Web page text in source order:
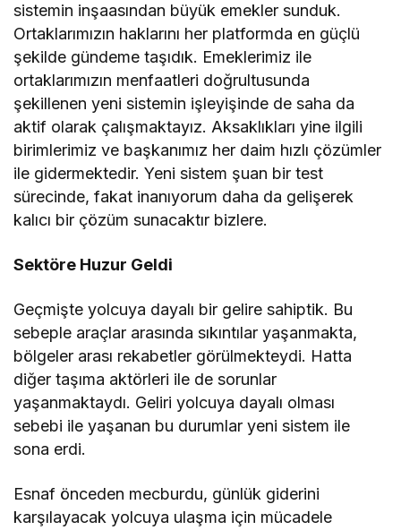
sistemin inşaasından büyük emekler sunduk.
Ortaklarımızın haklarını her platformda en güçlü
şekilde gündeme taşıdık. Emeklerimiz ile
ortaklarımızın menfaatleri doğrultusunda
şekillenen yeni sistemin işleyişinde de saha da
aktif olarak çalışmaktayız. Aksaklıkları yine ilgili
birimlerimiz ve başkanımız her daim hızlı çözümler
ile gidermektedir. Yeni sistem şuan bir test
sürecinde, fakat inanıyorum daha da gelişerek
kalıcı bir çözüm sunacaktır bizlere.
Sektöre Huzur Geldi
Geçmişte yolcuya dayalı bir gelire sahiptik. Bu
sebeple araçlar arasında sıkıntılar yaşanmakta,
bölgeler arası rekabetler görülmekteydi. Hatta
diğer taşıma aktörleri ile de sorunlar
yaşanmaktaydı. Geliri yolcuya dayalı olması
sebebi ile yaşanan bu durumlar yeni sistem ile
sona erdi.
Esnaf önceden mecburdu, günlük giderini
karşılayacak yolcuya ulaşma için mücadele